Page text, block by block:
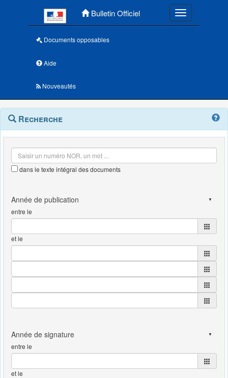
Bulletin Officiel Toggle
Documents opposables
Aide
Nouveautés
Navigation
outils
Menu
contextuel
Recherche
dans le texte intégral des documents
entre le
et le
entre le
et le